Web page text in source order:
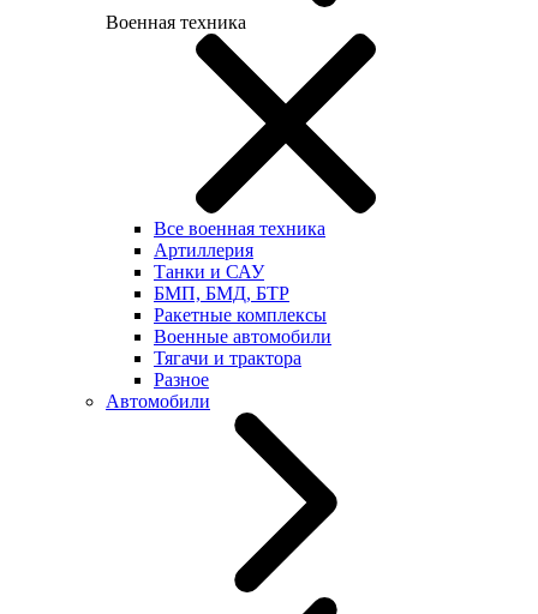
Военная техника
Все военная техника
Артиллерия
Танки и САУ
БМП, БМД, БТР
Ракетные комплексы
Военные автомобили
Тягачи и трактора
Разное
Автомобили